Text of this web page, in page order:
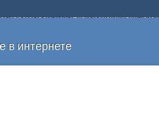
и работе в интернете, на котором можно найти
что определенный проект или сайт не платит, то
уже сегодня. Создавайте новые темы,
в интернете